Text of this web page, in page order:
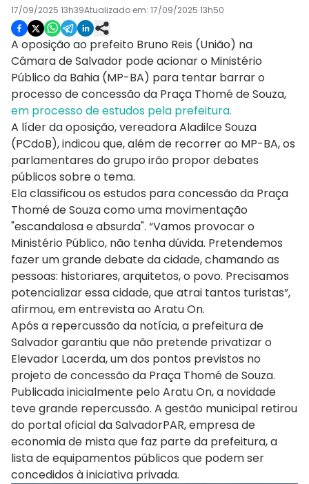
17/09/2025 13h39Atualizado em: 17/09/2025 13h50
A oposição ao prefeito Bruno Reis (União) na
Câmara de Salvador pode acionar o Ministério
Público da Bahia (MP-BA) para tentar barrar o
processo de concessão da Praça Thomé de Souza,
em processo de estudos pela prefeitura.
A líder da oposição, vereadora Aladilce Souza
(PCdoB), indicou que, além de recorrer ao MP-BA, os
parlamentares do grupo irão propor debates
públicos sobre o tema.
Ela classificou os estudos para concessão da Praça
Thomé de Souza como uma movimentação
"escandalosa e absurda". “Vamos provocar o
Ministério Público, não tenha dúvida. Pretendemos
fazer um grande debate da cidade, chamando as
pessoas: historiares, arquitetos, o povo. Precisamos
potencializar essa cidade, que atrai tantos turistas”,
afirmou, em entrevista ao Aratu On.
Após a repercussão da notícia, a prefeitura de
Salvador garantiu que não pretende privatizar o
Elevador Lacerda, um dos pontos previstos no
projeto de concessão da Praça Thomé de Souza.
Publicada inicialmente pelo Aratu On, a novidade
teve grande repercussão. A gestão municipal retirou
do portal oficial da SalvadorPAR, empresa de
economia de mista que faz parte da prefeitura, a
lista de equipamentos públicos que podem ser
concedidos à iniciativa privada.